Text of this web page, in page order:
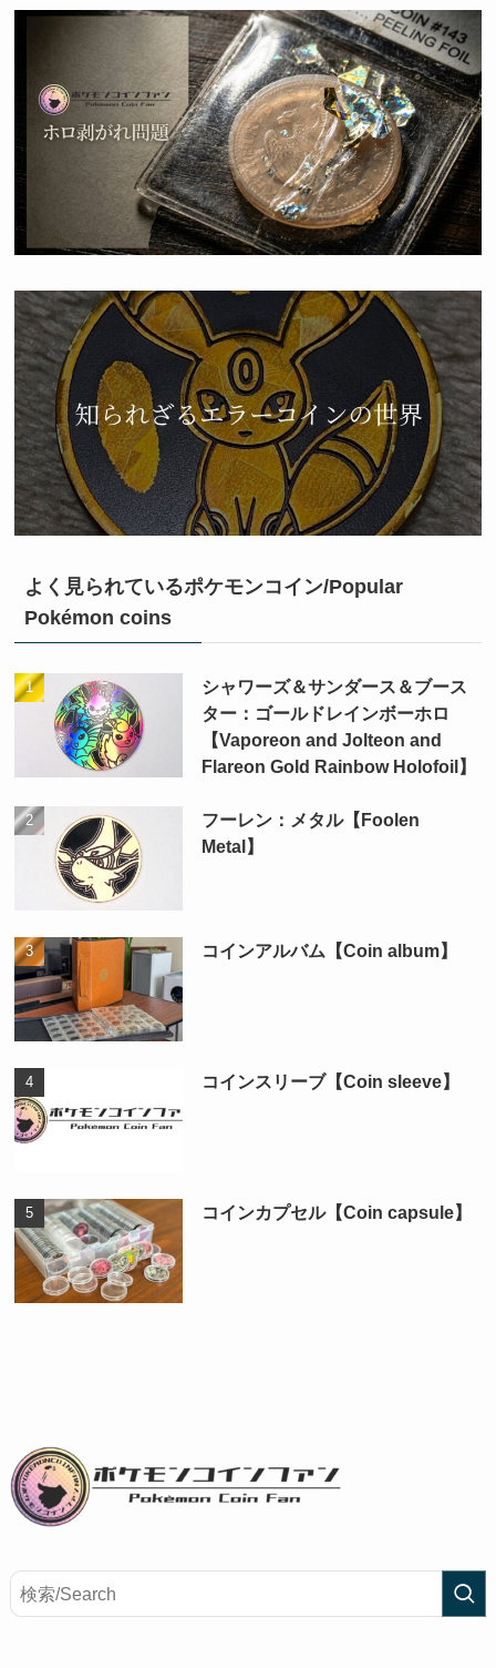
よく見られているポケモンコイン/Popular
Pokémon coins
シャワーズ＆サンダース＆ブース
ター：ゴールドレインボーホロ
【Vaporeon and Jolteon and
Flareon Gold Rainbow Holofoil】
フーレン：メタル【Foolen
Metal】
コインアルバム【Coin album】
コインスリーブ【Coin sleeve】
コインカプセル【Coin capsule】